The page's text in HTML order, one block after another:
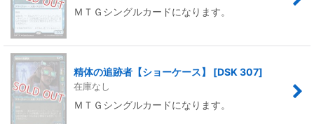
ＭＴＧシングルカードになります。
精体の追跡者【ショーケース】 [DSK 307]
在庫なし
ＭＴＧシングルカードになります。